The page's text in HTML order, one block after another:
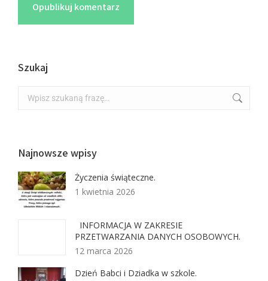
Opublikuj komentarz
Szukaj
Najnowsze wpisy
Życzenia świąteczne.
1 kwietnia 2026
INFORMACJA W ZAKRESIE
PRZETWARZANIA DANYCH OSOBOWYCH.
12 marca 2026
Dzień Babci i Dziadka w szkole.